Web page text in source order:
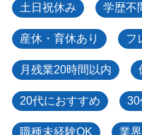
土日祝休み 学歴不
産休・育休あり フ
月残業20時間以内
20代におすすめ 30
職種未経験OK 業